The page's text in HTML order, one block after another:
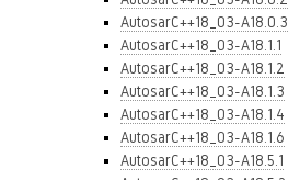
AutosarC++18_03-A18.0.3
AutosarC++18_03-A18.1.1
AutosarC++18_03-A18.1.2
AutosarC++18_03-A18.1.3
AutosarC++18_03-A18.1.4
AutosarC++18_03-A18.1.6
AutosarC++18_03-A18.5.1